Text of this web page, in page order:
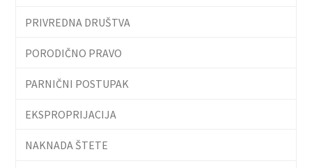
PRIVREDNA DRUŠTVA
PORODIČNO PRAVO
PARNIČNI POSTUPAK
EKSPROPRIJACIJA
NAKNADA ŠTETE